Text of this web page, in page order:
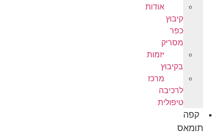
אודות
קיבוץ
כפר
מסריק
יזמות
בקיבוץ
מרכז
לרכיבה
טיפולית
קפה
תומאס